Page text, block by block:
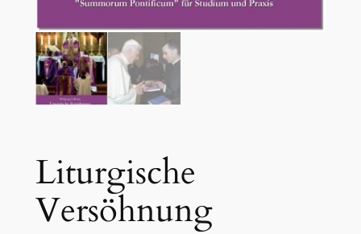
Liturgische
Versöhnung